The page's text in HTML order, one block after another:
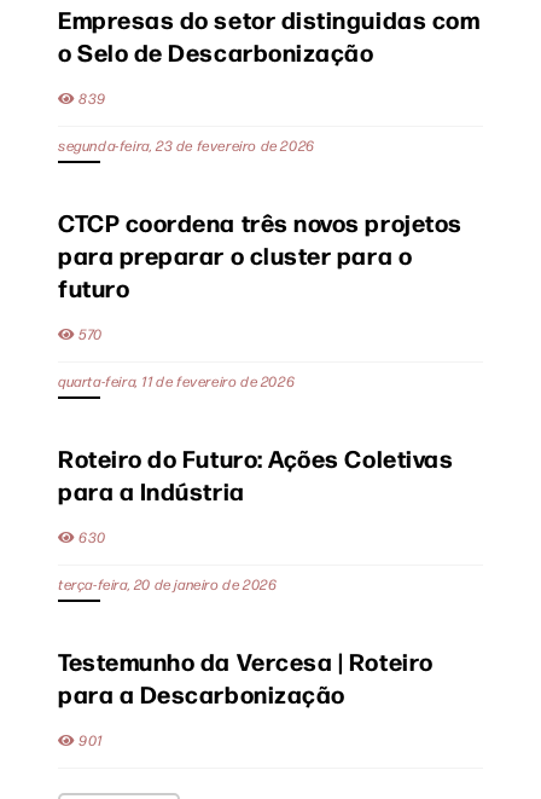
Empresas do setor distinguidas com
o Selo de Descarbonização
839
segunda-feira, 23 de fevereiro de 2026
CTCP coordena três novos projetos
para preparar o cluster para o
futuro
570
quarta-feira, 11 de fevereiro de 2026
Roteiro do Futuro: Ações Coletivas
para a Indústria
630
terça-feira, 20 de janeiro de 2026
Testemunho da Vercesa | Roteiro
para a Descarbonização
901